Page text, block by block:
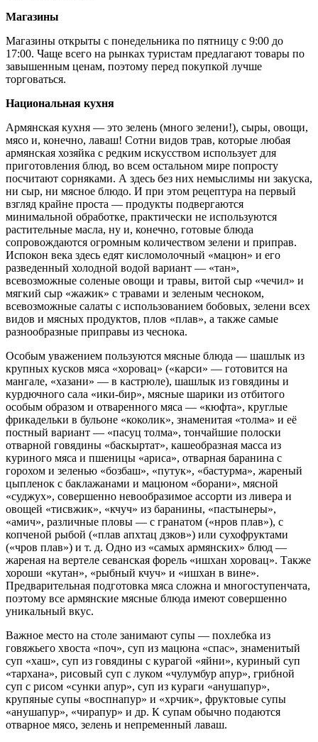
Магазины
Магазины открыты с понедельника по пятницу с 9:00 до
17:00. Чаще всего на рынках туристам предлагают товары по
завышенным ценам, поэтому перед покупкой лучше
торговаться.
Национальная кухня
Армянская кухня — это зелень (много зелени!), сыры, овощи,
мясо и, конечно, лаваш! Сотни видов трав, которые любая
армянская хозяйка с редким искусством использует для
приготовления блюд, во всем остальном мире попросту
посчитают сорняками. А здесь без них немыслимы ни закуска,
ни сыр, ни мясное блюдо. И при этом рецептура на первый
взгляд крайне проста — продукты подвергаются
минимальной обработке, практически не используются
растительные масла, ну и, конечно, готовые блюда
сопровождаются огромным количеством зелени и приправ.
Испокон века здесь едят кисломолочный «мацюн» и его
разведенный холодной водой вариант — «тан»,
всевозможные соленые овощи и травы, витой сыр «чечил» и
мягкий сыр «жажик» с травами и зеленым чесноком,
всевозможные салаты с использованием бобовых, зелени всех
видов и мясных продуктов, плов «плав», а также самые
разнообразные приправы из чеснока.
Особым уважением пользуются мясные блюда — шашлык из
крупных кусков мяса «хоровац» («карси» — готовится на
мангале, «хазани» — в кастрюле), шашлык из говядины и
курдючного сала «ики-бир», мясные шарики из отбитого
особым образом и отваренного мяса — «кюфта», круглые
фрикадельки в бульоне «коколик», знаменитая «толма» и её
постный вариант — «пасуц толма», тончайшие полоски
отварной говядины «баскыртат», кашеобразная масса из
куриного мяса и пшеницы «ариса», отварная баранина с
горохом и зеленью «бозбаш», «путук», «бастурма», жареный
цыпленок с баклажанами и мацюном «борани», мясной
«суджух», совершенно невообразимое ассорти из ливера и
овощей «тисвжик», «кчуч» из баранины, «пастынеры»,
«амич», различные пловы — с гранатом («нров плав»), с
копченой рыбой («плав апхтац дзков») или сухофруктами
(«чров плав») и т. д. Одно из «самых армянских» блюд —
жареная на вертеле севанская форель «ишхан хоровац». Также
хороши «кутан», «рыбный кчуч» и «ишхан в вине».
Предварительная подготовка мяса сложна и многоступенчата,
поэтому все армянские мясные блюда имеют совершенно
уникальный вкус.
Важное место на столе занимают супы — похлебка из
говяжьего хвоста «поч», суп из мацюна «спас», знаменитый
суп «хаш», суп из говядины с курагой «яйни», куриный суп
«тархана», рисовый суп с луком «чулумбур апур», грибной
суп с рисом «сунки апур», суп из кураги «анушапур»,
крупяные супы «воспнапур» и «хрчик», фруктовые супы
«анушапур», «чирапур» и др. К супам обычно подаются
отварное мясо, зелень и непременный лаваш.